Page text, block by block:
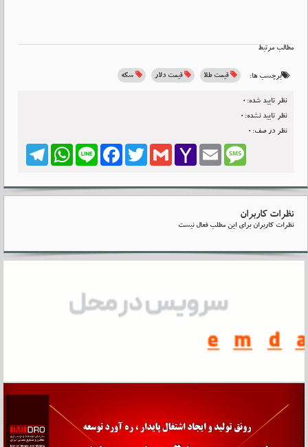
مطالب مرتبط
برچسب ها: قیمت طلا قیمت دلار سکه
نظر تایید شده:0
نظر تایید نشده:0
نظر در صف:0
TelegramWhatsApp LineFacebook Twitter Gmail
Yahoo
Email Message
نظرات کاربران
نظرات کاربران برای این مطلب فعال نیست